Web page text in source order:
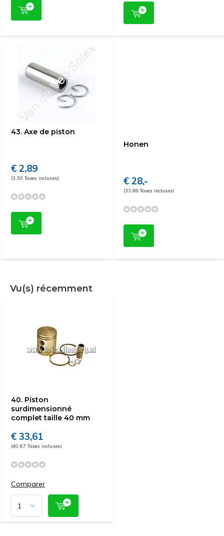
43. Axe de piston
€ 2,89
(3,50 Taxes incluses)
Honen
€ 28,-
(33,88 Taxes incluses)
Vu(s) récemment
40. Piston
surdimensionné
complet taille 40 mm
€ 33,61
(40,67 Taxes incluses)
Comparer